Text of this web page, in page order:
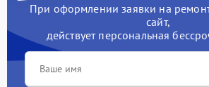
При оформлении заявки на
сайт,
действует персональная